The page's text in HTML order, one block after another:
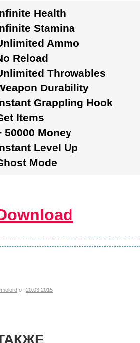
Health
Stamina
Ammo
Reload
Throwables
Durability
Grappling Hook
Items
50000 Money
Level Up
Mode
от 20.03.2015